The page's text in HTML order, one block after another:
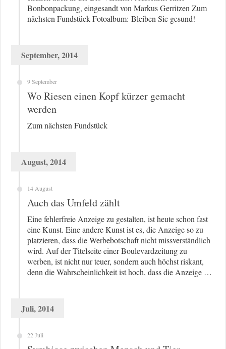
Bonbonpackung, eingesandt von Markus Gerritzen Zum
nächsten Fundstück Fotoalbum: Bleiben Sie gesund!
September, 2014
9 September
Wo Riesen einen Kopf kürzer gemacht
werden
Zum nächsten Fundstück
August, 2014
14 August
Auch das Umfeld zählt
Eine fehlerfreie Anzeige zu gestalten, ist heute schon fast
eine Kunst. Eine andere Kunst ist es, die Anzeige so zu
platzieren, dass die Werbebotschaft nicht missverständlich
wird. Auf der Titelseite einer Boulevardzeitung zu
werben, ist nicht nur teuer, sondern auch höchst riskant,
denn die Wahrscheinlichkeit ist hoch, dass die Anzeige …
Juli, 2014
22 Juli